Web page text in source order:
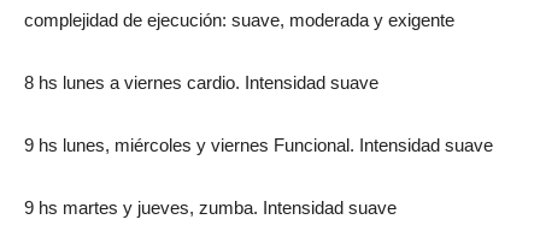
complejidad de ejecución: suave, moderada y exigente
8 hs lunes a viernes cardio. Intensidad suave
9 hs lunes, miércoles y viernes Funcional. Intensidad suave
9 hs martes y jueves, zumba. Intensidad suave